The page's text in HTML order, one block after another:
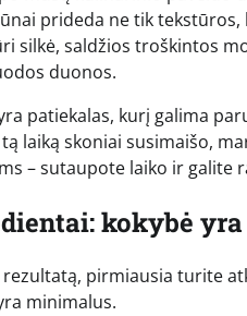
prideda ne tik
silkė, saldžios troškintos
duonos.
patiekalas, kurį galima
laiką skoniai susimaišo,
– sutaupote laiko ir galite
kokybė
pirmiausia turite
minimalus.